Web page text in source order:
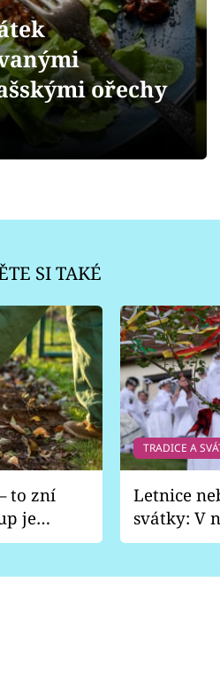
ořechy
SI TAKÉ
to zní
je
TRADICE A
Letnice
svátky: V
pondělí